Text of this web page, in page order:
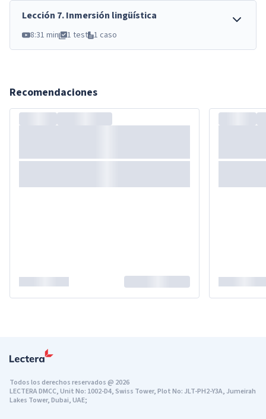
Lección 7.Inmersión lingüística
8:31 min 1 test 1 caso
Recomendaciones
Todos los derechos reservados@ 2026
LECTERA DMCC, Unit No: 1002-D4, Swiss Tower, Plot No: JLT-PH2-Y3A, Jumeirah
Lakes Tower, Dubai, UAE;